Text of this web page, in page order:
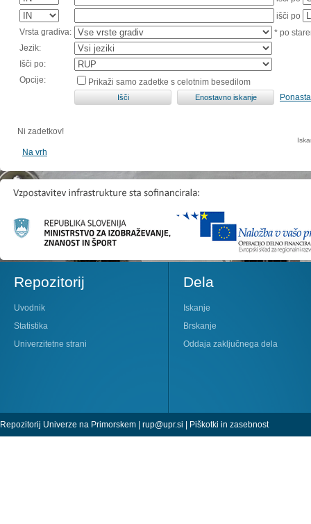
išči po
Vrsta gradiva:
* po
Jezik:
Išči po:
Opcije:
Prikaži samo zadetke s celotnim besedilom
Ni zadetkov!
Na vrh
Repozitorij
Uvodnik
Statistika
Univerzitetne strani
Dela
Iskanje
Brskanje
Oddaja zaključnega dela
Repozitorij Univerze na Primorskem | rup@upr.si | Piškotki in zasebnost